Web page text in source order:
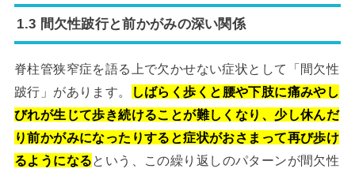
1.3 間欠性跛行と前かがみの深い関係
脊柱管狭窄症を語る上で欠かせない症状として「間欠性
跛行」があります。
しばらく歩くと腰や下肢に痛みやし
びれが生じて歩き続けることが難しくなり、少し休んだ
り前かがみになったりすると症状がおさまって再び歩け
るようになるという、この繰り返しのパターンが間欠性